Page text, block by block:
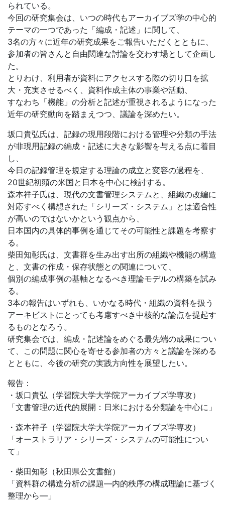
られている。
今回の研究集会は、いつの時代もアーカイブズ学の中心的
テーマの一つであった「編成・記述」に関して、
3名の方々に近年の研究成果をご報告いただくとともに、
参加者の皆さんと自由闊達な討論を交わす場として企画し
た。
とりわけ、利用者が資料にアクセスする際の切り口を拡
大・充実させるべく、資料作成主体の事業や活動、
すなわち「機能」の分析と記述が重視されるようになった
近年の研究動向を踏まえつつ、議論を深めたい。
坂口貴弘氏は、記録の現用段階における管理や分類の手法
が非現用記録の編成・記述に大きな影響を与える点に着目
し、
今日の記録管理を規定する理論の成立と変容の過程を、
20世紀初頭の米国と日本を中心に検討する。
森本祥子氏は、現代の文書管理システムと、組織の改編に
対応すべく構想された「シリーズ・システム」とは適合性
が高いのではないかという観点から、
日本国内の具体的事例を通じてその可能性と課題を考察す
る。
柴田知彰氏は、文書群を生み出す出所の組織や機能の構造
と、文書の作成・保存状態との関連について、
個別の編成事例の基軸となるべき理論モデルの構築を試み
る。
3本の報告はいずれも、いかなる時代・組織の資料を扱う
アーキビストにとっても考慮すべき中核的な論点を提起す
るものとなろう。
研究集会では、編成・記述論をめぐる最先端の成果につい
て、この問題に関心を寄せる参加者の方々と議論を深める
とともに、今後の研究の実践方向性を展望したい。
報告：
・坂口貴弘（学習院大学大学院アーカイブズ学専攻）
「文書管理の近代的展開：日米における分類論を中心に」
・森本祥子（学習院大学大学院アーカイブズ学専攻）
「オーストラリア・シリーズ・システムの可能性につい
て」
・柴田知彰（秋田県公文書館）
「資料群の構造分析の課題―内的秩序の構成理論に基づく
整理から―」